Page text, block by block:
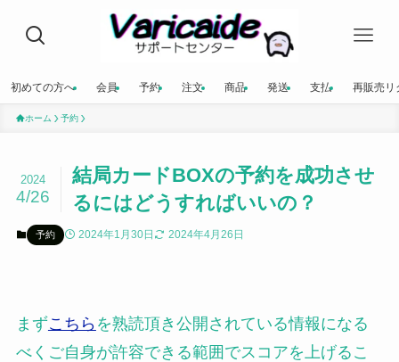
初めての方へ 会員 予約 注文 商品 発送 支払 再販売リ
ホーム 予約
結局カードBOXの予約を成功させ
るにはどうすればいいの？
2024
4/26
予約 2024年1月30日 2024年4月26日
まずこちら を熟読頂き公開されている情報になる
べくご自身が許容できる範囲でスコアを上げるこ